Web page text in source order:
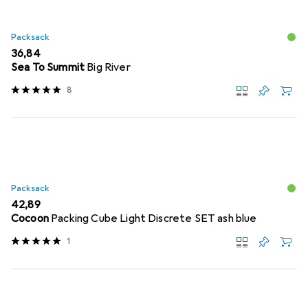
Packsack
EUR
36,84
Sea To Summit Big River
8
Packsack
EUR
42,89
Cocoon Packing Cube Light Discrete SET ash blue
1